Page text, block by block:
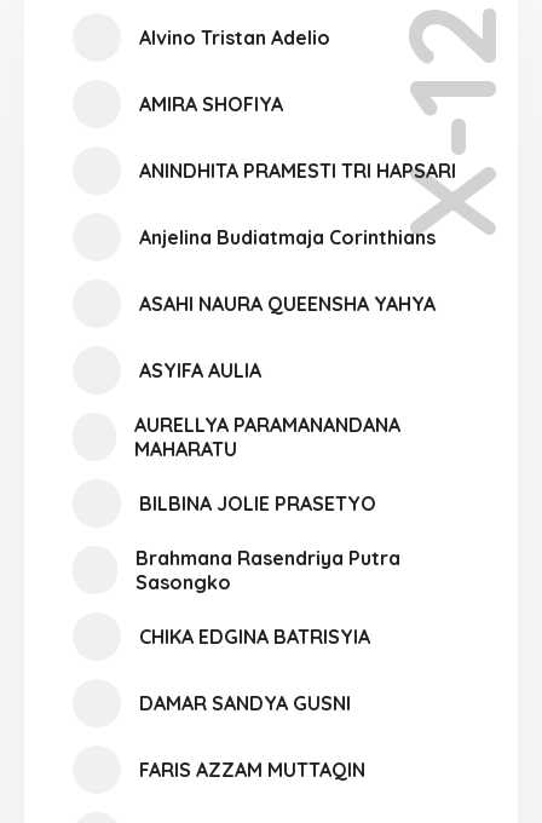
X-12
Alvino Tristan Adelio
AMIRA SHOFIYA
ANINDHITA PRAMESTI TRI HAPSARI
Anjelina Budiatmaja Corinthians
ASAHI NAURA QUEENSHA YAHYA
ASYIFA AULIA
AURELLYA PARAMANANDANA
MAHARATU
BILBINA JOLIE PRASETYO
Brahmana Rasendriya Putra
Sasongko
CHIKA EDGINA BATRISYIA
DAMAR SANDYA GUSNI
FARIS AZZAM MUTTAQIN